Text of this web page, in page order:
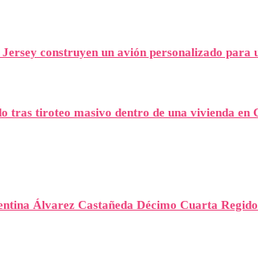
construyen un avión personalizado para
tras tiroteo masivo dentro de una vivienda en
Álvarez Castañeda Décimo Cuarta